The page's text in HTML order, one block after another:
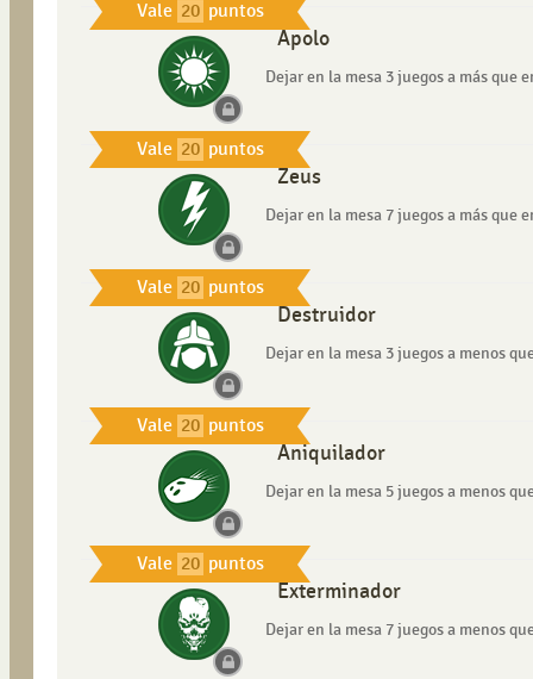
Vale 20 puntos
Vale 20 puntos
Apolo
Dejar en la mesa 3 juegos a más que
Vale 20 puntos
Zeus
Dejar en la mesa 7 juegos a más que
Vale 20 puntos
Destruidor
Dejar en la mesa 3 juegos a menos
Vale 20 puntos
Aniquilador
Dejar en la mesa 5 juegos a menos
Exterminador
Dejar en la mesa 7 juegos a menos